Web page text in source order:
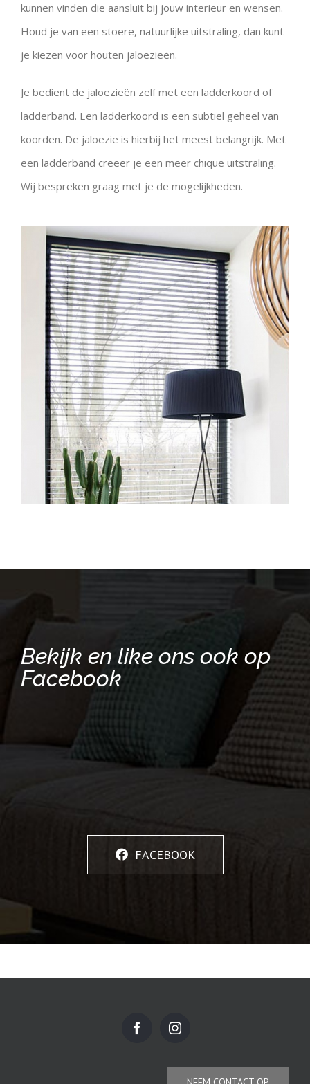
kunnen vinden die aansluit bij jouw interieur en wensen.
Houd je van een stoere, natuurlijke uitstraling, dan kunt
je kiezen voor houten jaloezieën.
Je bedient de jaloezieën zelf met een ladderkoord of
ladderband. Een ladderkoord is een subtiel geheel van
koorden. De jaloezie is hierbij het meest belangrijk. Met
een ladderband creëer je een meer chique uitstraling.
Wij bespreken graag met je de mogelijkheden.
Bekijk en like ons ook op
Facebook
FACEBOOK